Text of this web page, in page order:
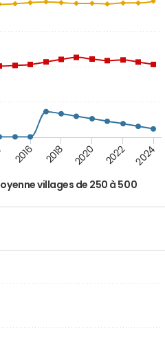
villages de 250 à 500
2016 2018 2020 2022 2024